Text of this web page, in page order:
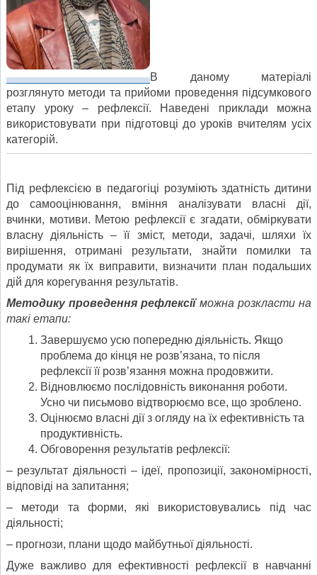
В даному матеріалі
розглянуто методи та прийоми проведення підсумкового
етапу уроку – рефлексії. Наведені приклади можна
використовувати при підготовці до уроків вчителям усіх
категорій.
Під рефлексією в педагогіці розуміють здатність дитини
до самооцінювання, вміння аналізувати власні дії,
вчинки, мотиви. Метою рефлексії є згадати, обміркувати
власну діяльність – її зміст, методи, задачі, шляхи їх
вирішення, отримані результати, знайти помилки та
продумати як їх виправити, визначити план подальших
дій для корегування результатів.
Методику проведення рефлексії можна розкласти на
такі етапи:
Завершуємо усю попередню діяльність. Якщо
проблема до кінця не розв’язана, то після
рефлексії її розв’язання можна продовжити.
Відновлюємо послідовність виконання роботи.
Усно чи письмово відтворюємо все, що зроблено.
Оцінюємо власні дії з огляду на їх ефективність та
продуктивність.
Обговорення результатів рефлексії:
– результат діяльності – ідеї, пропозиції, закономірності,
відповіді на запитання;
– методи та форми, які використовувались під час
діяльності;
– прогнози, плани щодо майбутньої діяльності.
Дуже важливо для ефективності рефлексії в навчанні